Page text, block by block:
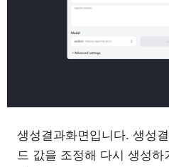
생성결과화면입니다. 생성
드 값을 조정해 다시 생성하